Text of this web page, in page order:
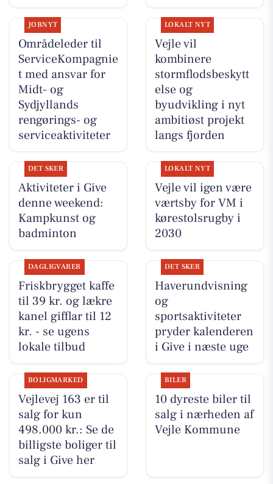
JOBNYT
Områdeleder til
ServiceKompagnie
t med ansvar for
Midt- og
Sydjyllands
rengørings- og
serviceaktiviteter
LOKALT NYT
Vejle vil
kombinere
stormflodsbeskytt
else og
byudvikling i nyt
ambitiøst projekt
langs fjorden
DET SKER
Aktiviteter i Give
denne weekend:
Kampkunst og
badminton
LOKALT NYT
Vejle vil igen være
værtsby for VM i
kørestolsrugby i
2030
DAGLIGVARER
Friskbrygget kaffe
til 39 kr. og lækre
kanel gifflar til 12
kr. - se ugens
lokale tilbud
DET SKER
Haverundvisning
og
sportsaktiviteter
pryder kalenderen
i Give i næste uge
BOLIGMARKED
Vejlevej 163 er til
salg for kun
498.000 kr.: Se de
billigste boliger til
salg i Give her
BILER
10 dyreste biler til
salg i nærheden af
Vejle Kommune